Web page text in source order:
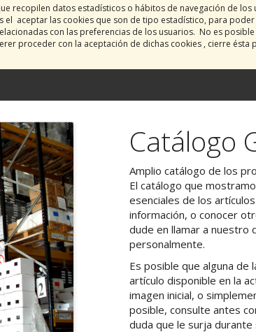
recopilen datos estadísticos o hábitos de navegación de los
aceptar las cookies que son de tipo estadístico, para
con las preferencias de los usuarios. No es posible
proceder con la aceptación de dichas cookies , cierre ésta
Catálogo
Amplio catálogo de los
El catálogo que
esenciales de los
información, o conocer
dude en llamar a nuestro
personalmente.
Es posible que alguna
artículo disponible en la
imagen inicial, o
posible, consulte antes
duda que le surja durante